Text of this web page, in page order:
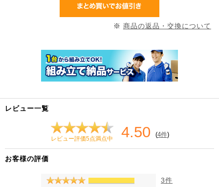
※ 商品の返品・交換について
レビュー一覧
レビュー評価5点満点中 4.50 (4件)
お客様の評価
3件